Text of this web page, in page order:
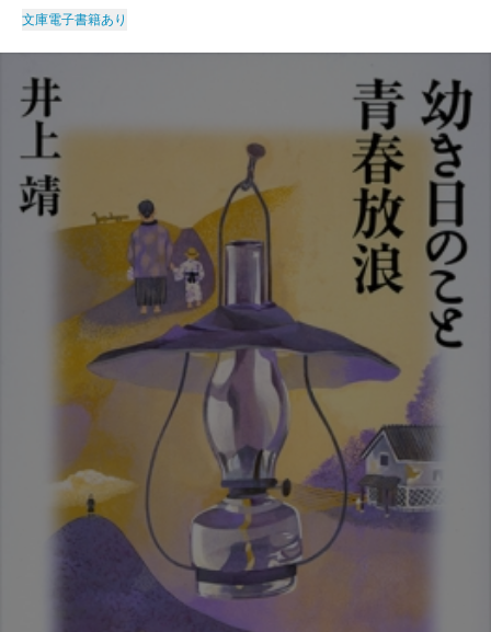
文庫電子書籍あり